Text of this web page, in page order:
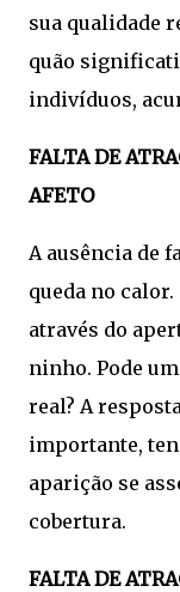
sua qualidade
quão
indivíduos,
FALTA DE
AFETO
A ausência de
queda no
através do
ninho. Pode
real? A
importante,
aparição se
cobertura.
FALTA DE